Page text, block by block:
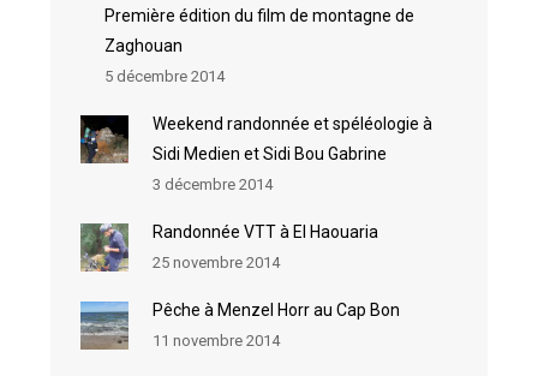
Première édition du film de montagne de
Zaghouan
5 décembre 2014
Weekend randonnée et spéléologie à
Sidi Medien et Sidi Bou Gabrine
3 décembre 2014
Randonnée VTT à El Haouaria
25 novembre 2014
Pêche à Menzel Horr au Cap Bon
11 novembre 2014